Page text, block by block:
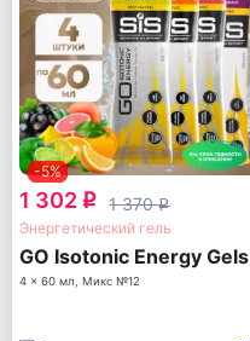
-5%
1 302 q 1 370q
Энергетический гель
GO Isotonic Energy Gels
4 x 60 мл, Микс №12